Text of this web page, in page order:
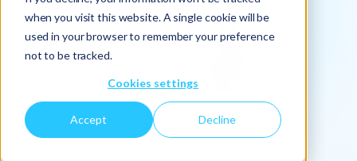
when you visit this website. A single cookie will be
used in your browser to remember your preference
not to be tracked.
Cookies settings
Accept Decline